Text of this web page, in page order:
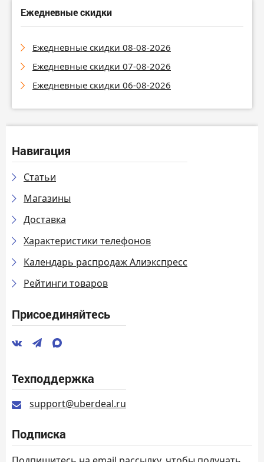
Ежедневные скидки
Ежедневные скидки 08-08-2026
Ежедневные скидки 07-08-2026
Ежедневные скидки 06-08-2026
Навигация
Статьи
Магазины
Доставка
Характеристики телефонов
Календарь распродаж Алиэкспресс
Рейтинги товаров
Присоединяйтесь
Техподдержка
support@uberdeal.ru
Подписка